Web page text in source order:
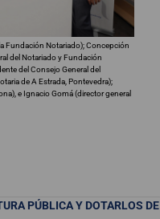
Fundación Notariado); Concepción
del Notariado y Fundación
del Consejo General del
de A Estrada, Pontevedra);
e Ignacio Gomá (director general
PÚBLICA Y DOTARLOS DE